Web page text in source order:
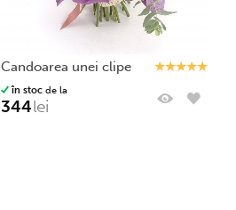
candoarea unei clipe
în stocde la
344lei